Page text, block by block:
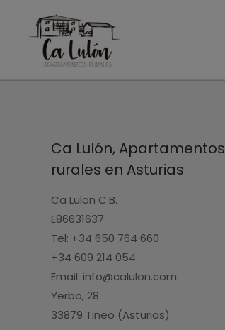
contenido
Ca Lulón, Apartamentos
rurales en Asturias
Ca Lulon C.B.
E86631637
Tel: +34 650 764 660
+34 609 214 054
Email: info@calulon.com
Yerbo, 28
33879 Tineo (Asturias)